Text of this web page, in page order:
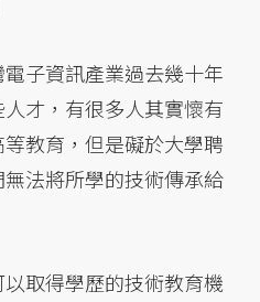
子資訊產業過去幾十年
才，有很多人其實懷有
教育，但是礙於大學聘
法將所學的技術傳承給
取得學歷的技術教育機